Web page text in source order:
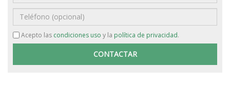
Teléfono
Acepto las condiciones uso y la política de privacidad.